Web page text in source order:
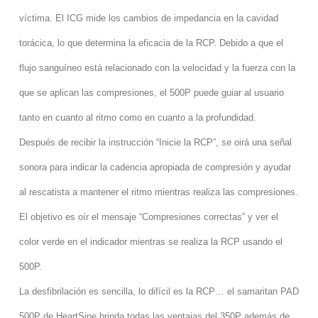
víctima. El ICG mide los cambios de impedancia en la cavidad
torácica, lo que determina la eficacia de la RCP. Debido a que el
flujo sanguíneo está relacionado con la velocidad y la fuerza con la
que se aplican las compresiones, el 500P puede guiar al usuario
tanto en cuanto al ritmo como en cuanto a la profundidad.
Después de recibir la instrucción “Inicie la RCP”, se oirá una señal
sonora para indicar la cadencia apropiada de compresión y ayudar
al rescatista a mantener el ritmo mientras realiza las compresiones.
El objetivo es oír el mensaje “Compresiones correctas” y ver el
color verde en el indicador mientras se realiza la RCP usando el
500P.
La desfibrilación es sencilla, lo difícil es la RCP… el samaritan PAD